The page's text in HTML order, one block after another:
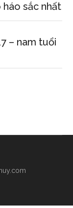
sắc nhất
– nam tuổi